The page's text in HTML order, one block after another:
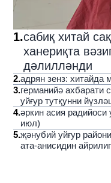
1.сабиқ хитай
ханериқта
дәлилләнди
2.адрян зенз: хитайда
3.германийә ахбарати
уйғур тутқунни
4.әркин асия радийоси
июл)
5.җәнубий уйғур
ата-анисидин